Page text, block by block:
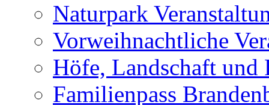
Naturpark
Vorweihnachtliche
Höfe, Landschaft und
Familienpass